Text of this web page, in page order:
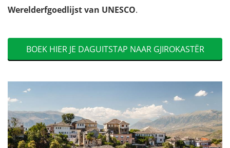
Werelderfgoedlijst van UNESCO.
BOEK HIER JE DAGUITSTAP NAAR GJIROKASTËR